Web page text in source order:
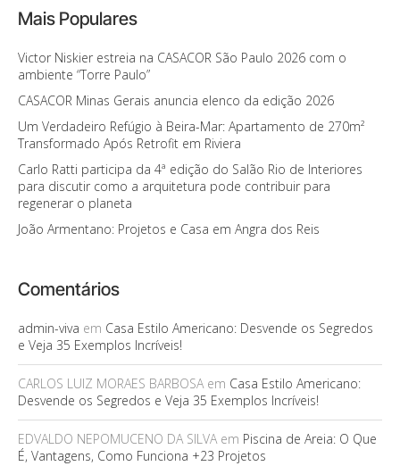
Mais Populares
Victor Niskier estreia na CASACOR São Paulo 2026 com o
ambiente “Torre Paulo”
CASACOR Minas Gerais anuncia elenco da edição 2026
Um Verdadeiro Refúgio à Beira-Mar: Apartamento de 270m²
Transformado Após Retrofit em Riviera
Carlo Ratti participa da 4ª edição do Salão Rio de Interiores
para discutir como a arquitetura pode contribuir para
regenerar o planeta
João Armentano: Projetos e Casa em Angra dos Reis
Comentários
admin-viva em Casa Estilo Americano: Desvende os Segredos
e Veja 35 Exemplos Incríveis!
CARLOS LUIZ MORAES BARBOSAem Casa Estilo Americano:
Desvende os Segredos e Veja 35 Exemplos Incríveis!
EDVALDO NEPOMUCENO DA SILVAem Piscina de Areia: O Que
É, Vantagens, Como Funciona +23 Projetos